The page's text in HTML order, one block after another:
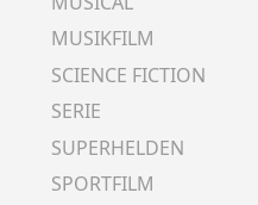
MUSIKFILM
SCIENCE FICTION
SERIE
SUPERHELDEN
SPORTFILM